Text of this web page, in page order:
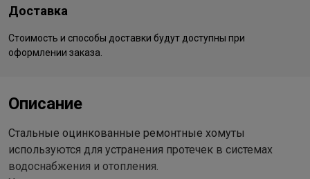
Доставка
Стоимость и способы доставки будут доступны при
оформлении заказа.
Описание
Стальные оцинкованные ремонтные хомуты
используются для устранения протечек в системах
водоснабжения и отопления.